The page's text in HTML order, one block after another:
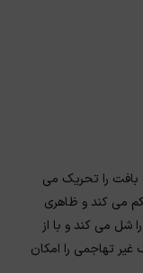
ثانیه (1.5 مگاهرتز). امواج اولتراسونیک بافت را تحریک می
می کند و ظاهری
شل می کند و با از
لیفتینگ غیر تهاجمی را امکان